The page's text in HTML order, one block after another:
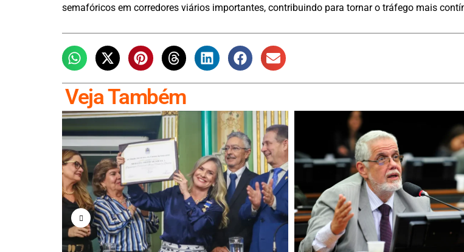
semafóricos em corredores viários importantes, contribuindo para tornar o tráfego mais
Veja Também